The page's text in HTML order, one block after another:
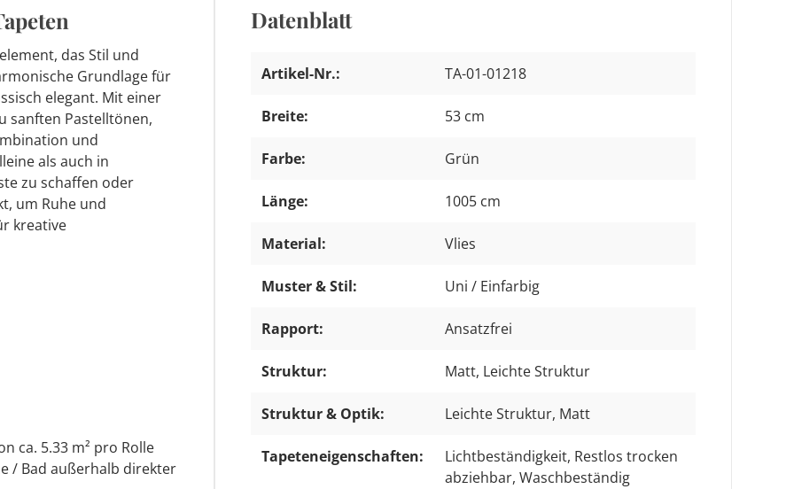
das Stil und
Grundlage für
elegant. Mit einer
sanften Pastelltönen,
und
als auch in
zu schaffen oder
um Ruhe und
kreative
ca. 5.33 m² pro Rolle
/ Bad außerhalb direkter
Datenblatt
Artikel-Nr.: TA-01-01218
Breite: 53 cm
Farbe: Grün
Länge: 1005 cm
Material: Vlies
Muster & Stil: Uni / Einfarbig
Rapport: Ansatzfrei
Struktur: Matt, Leichte Struktur
Struktur & Optik: Leichte Struktur, Matt
Tapeteneigenschaften: Lichtbeständigkeit, Restlos trocken
abziehbar, Waschbeständig